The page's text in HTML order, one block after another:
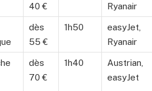
40 € Ryanair
dès
55 €
1h50
easyJet,
Ryanair
dès
70 €
1h40
Austrian,
easyJet